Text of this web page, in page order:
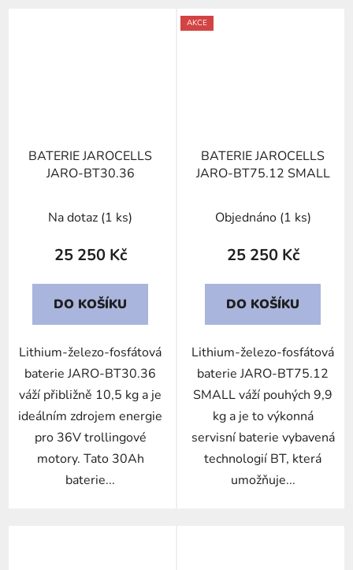
BATERIE JAROCELLS
JARO-BT30.36
Na dotaz (1 ks)
25 250 Kč
DO KOŠÍKU
Lithium-železo-fosfátová
baterie JARO-BT30.36
váží přibližně 10,5 kg a je
ideálním zdrojem energie
pro 36V trollingové
motory. Tato 30Ah
baterie...
AKCE
BATERIE JAROCELLS
JARO-BT75.12 SMALL
Objednáno (1 ks)
25 250 Kč
DO KOŠÍKU
Lithium-železo-fosfátová
baterie JARO-BT75.12
SMALL váží pouhých 9,9
kg a je to výkonná
servisní baterie vybavená
technologií BT, která
umožňuje...